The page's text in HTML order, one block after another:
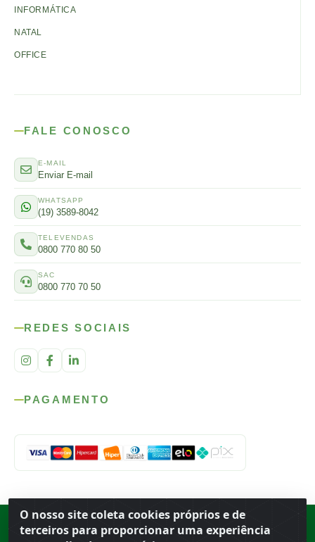
O nosso site coleta cookies próprios e de
terceiros para proporcionar uma experiência
INFORMÁTICA
NATAL
OFFICE
FALE CONOSCO
E-MAIL
Enviar E-mail
WHATSAPP
(19) 3589-8042
TELEVENDAS
0800 770 80 50
SAC
0800 770 70 50
REDES SOCIAIS
PAGAMENTO
Rod. SP-215, s/n, km 98 — Área Rural Porto Ferreira ·BR
· CEP
· CNPJ 56.679.863/0001-91